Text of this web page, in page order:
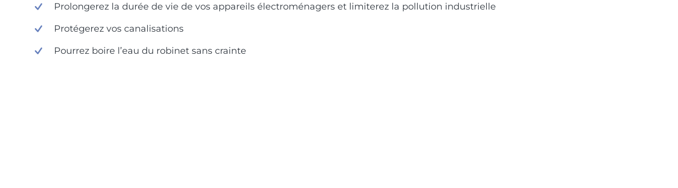
Prolongerez la durée de vie de vos appareils électroménagers et limiterez la pollution industrielle
Protégerez vos canalisations
Pourrez boire l’eau du robinet sans crainte